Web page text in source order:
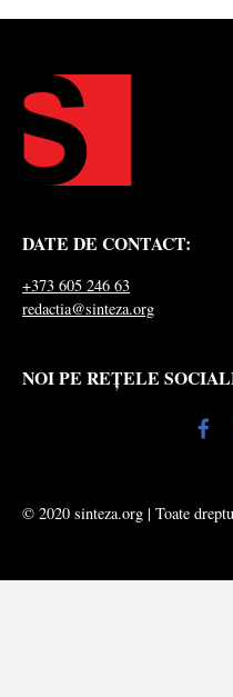
DATE DE CONTACT:
+373 605 246 63
redactia@sinteza.org
NOI PE REȚELE
© 2020 sinteza.org | Toate